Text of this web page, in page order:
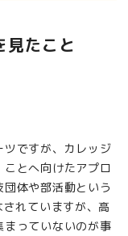
見たこと
ツですが、カレッジ
とへ向けたアプロ
体や部活動という
れていますが、高
まっていないのが事